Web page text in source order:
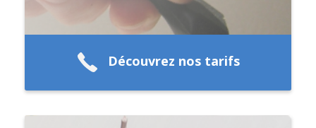
Découvrez nos tarifs